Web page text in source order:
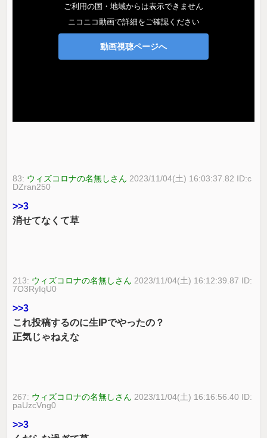
83: ウィズコロナの名無しさん 2023/11/04(土) 16:03:37.82 ID:c
DZran250
>>3
消せてなくて草
213: ウィズコロナの名無しさん 2023/11/04(土) 16:12:39.87 ID:
7O3RyIqU0
>>3
これ投稿するのに生IPでやったの？
正気じゃねえな
267: ウィズコロナの名無しさん 2023/11/04(土) 16:16:56.40 ID:
paUzcVng0
>>3